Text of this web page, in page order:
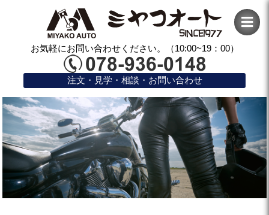
お気軽にお問い合わせください。（10:00~19：00）
注文・見学・相談・お問い合わせ